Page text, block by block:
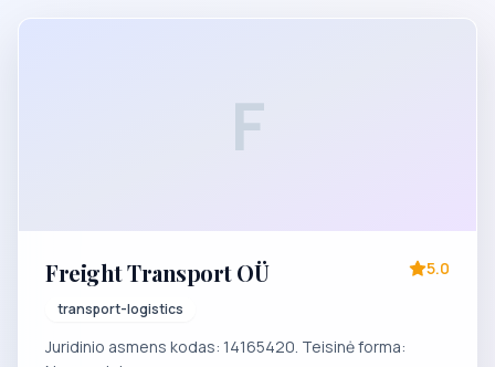
F
Freight Transport OÜ
transport-logistics
5.0
Juridinio asmens kodas: 14165420. Teisinė forma: